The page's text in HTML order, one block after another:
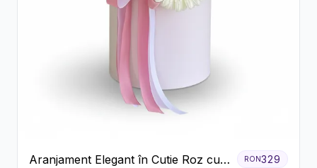
Aranjament Elegant în Cutie Roz cu
RON329